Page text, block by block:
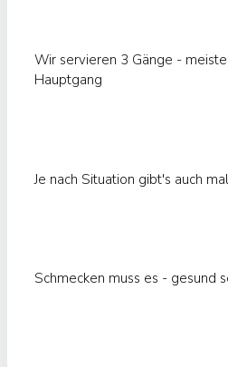
Wir servieren 3 Gänge -
Hauptgang
Je nach Situation gibt's auch
Schmecken muss es - gesund